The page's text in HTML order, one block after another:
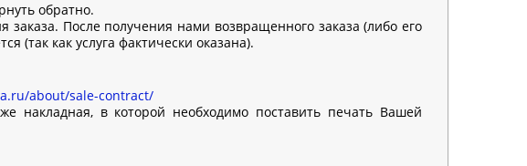
обратно.
После получения нами возвращенного заказа (либо его
(так как услуга фактически оказана).
about/sale-contract/
накладная, в которой необходимо поставить печать Вашей